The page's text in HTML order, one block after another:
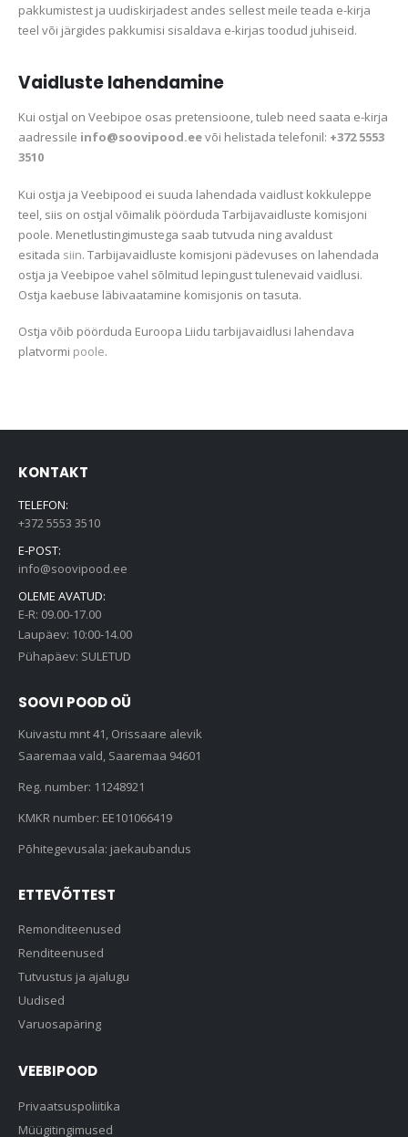
pakkumistest ja uudiskirjadest andes sellest meile teada e-kirja
teel või järgides pakkumisi sisaldava e-kirjas toodud juhiseid.
Vaidluste lahendamine
Kui ostjal on Veebipoe osas pretensioone, tuleb need saata e-kirja
aadressile info@soovipood.eevõi helistada telefonil: +372 5553
3510
Kui ostja ja Veebipood ei suuda lahendada vaidlust kokkuleppe
teel, siis on ostjal võimalik pöörduda Tarbijavaidluste komisjoni
poole. Menetlustingimustega saab tutvuda ning avaldust
esitada siin. Tarbijavaidluste komisjoni pädevuses on lahendada
ostja ja Veebipoe vahel sõlmitud lepingust tulenevaid vaidlusi.
Ostja kaebuse läbivaatamine komisjonis on tasuta.
Ostja võib pöörduda Euroopa Liidu tarbijavaidlusi lahendava
platvormi poole.
KONTAKT
TELEFON:
+372 5553 3510
E-POST:
info@soovipood.ee
OLEME AVATUD:
E-R: 09.00-17.00
Laupäev: 10:00-14.00
Pühapäev: SULETUD
SOOVI POOD OÜ
Kuivastu mnt 41, Orissaare alevik
Saaremaa vald, Saaremaa 94601
Reg. number: 11248921
KMKR number: EE101066419
Põhitegevusala: jaekaubandus
ETTEVÕTTEST
Remonditeenused
Renditeenused
Tutvustus ja ajalugu
Uudised
Varuosapäring
VEEBIPOOD
Privaatsuspoliitika
Müügitingimused